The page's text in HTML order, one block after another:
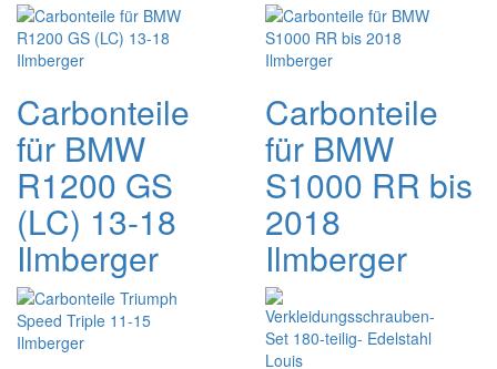
Carbonteile
für BMW
R1200 GS
(LC) 13-18
Ilmberger
Carbonteile
für BMW
S1000 RR bis
2018
Ilmberger